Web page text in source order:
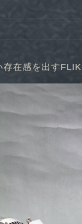
存在感を出す